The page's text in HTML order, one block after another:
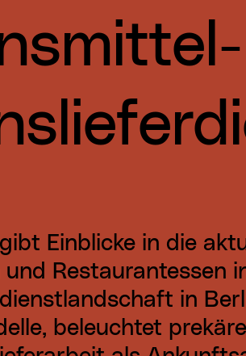
Einblicke in die
und Restaurantessen
in
beleuchtet